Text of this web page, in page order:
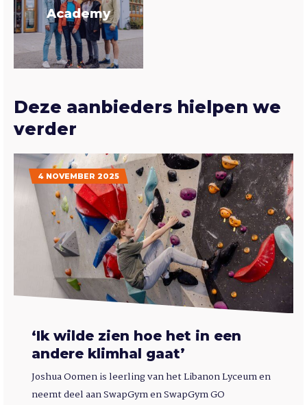
Academy
Deze aanbieders hielpen we
verder
4 NOVEMBER 2025
‘Ik wilde zien hoe het in een
andere klimhal gaat’
Joshua Oomen is leerling van het Libanon Lyceum en
neemt deel aan SwapGym en SwapGym GO